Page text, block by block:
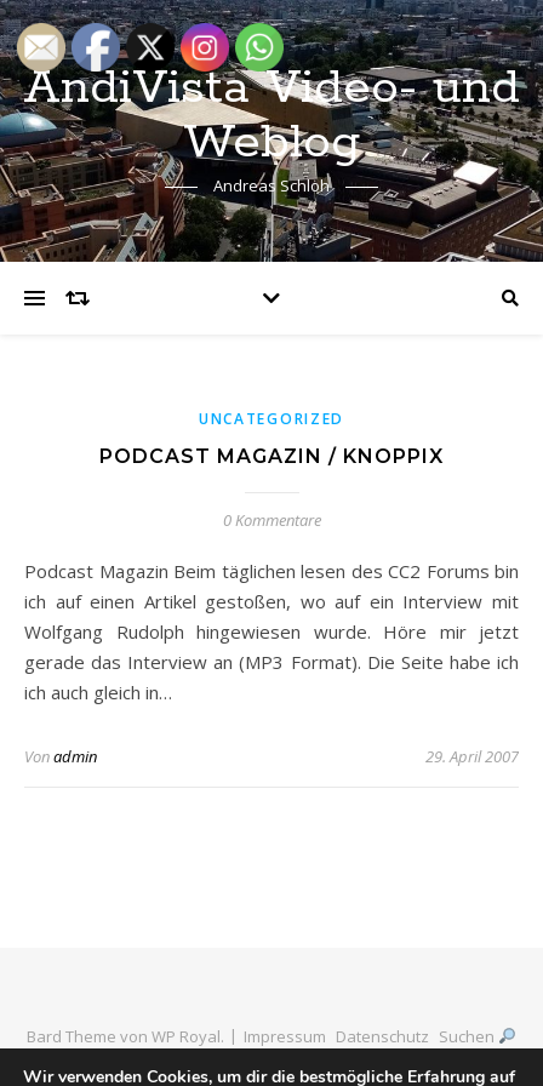
AndiVista Video- und
Weblog
Andreas Schloh
UNCATEGORIZED
PODCAST MAGAZIN / KNOPPIX
0 Kommentare
Podcast Magazin Beim täglichen lesen des CC2 Forums bin
ich auf einen Artikel gestoßen, wo auf ein Interview mit
Wolfgang Rudolph hingewiesen wurde. Höre mir jetzt
gerade das Interview an (MP3 Format). Die Seite habe ich
ich auch gleich in…
Vonadmin 29. April 2007
Bard Theme vonWP Royal. Impressum Datenschutz Suchen
Wir verwenden Cookies, um dir die bestmögliche Erfahrung auf